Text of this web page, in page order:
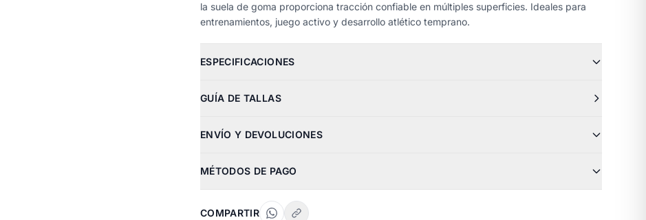
la suela de goma proporciona tracción confiable en múltiples superficies. Ideales para
entrenamientos, juego activo y desarrollo atlético temprano.
ESPECIFICACIONES
GUÍA DE TALLAS
ENVÍO Y DEVOLUCIONES
MÉTODOS DE PAGO
COMPARTIR